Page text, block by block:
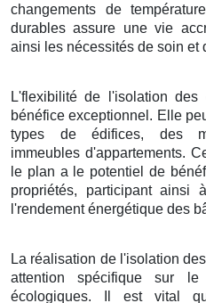
changements de
durables assure une vie
ainsi les nécessités de soin et
L'flexibilité de l'isolation
bénéfice exceptionnel. Elle
types de édifices, des
immeubles d'appartements.
le plan a le potentiel de
propriétés, participant ainsi
l'rendement énergétique des
La réalisation de l'isolation
attention spécifique sur le
écologiques. Il est vital